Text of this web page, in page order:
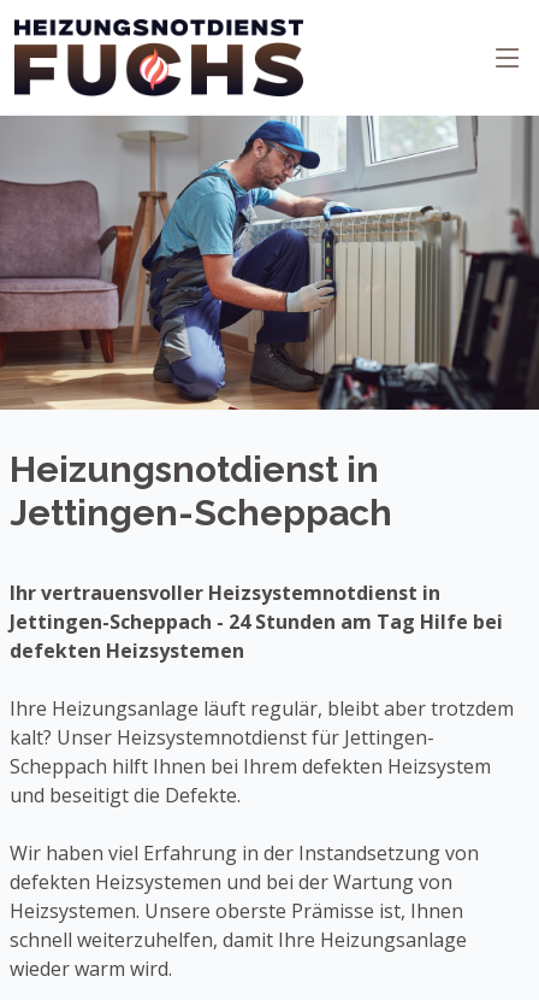
Heizungsnotdienst in
Jettingen-Scheppach
Ihr vertrauensvoller Heizsystemnotdienst in
Jettingen-Scheppach - 24 Stunden am Tag Hilfe bei
defekten Heizsystemen
Ihre Heizungsanlage läuft regulär, bleibt aber trotzdem
kalt? Unser Heizsystemnotdienst für Jettingen-
Scheppach hilft Ihnen bei Ihrem defekten Heizsystem
und beseitigt die Defekte.
Wir haben viel Erfahrung in der Instandsetzung von
defekten Heizsystemen und bei der Wartung von
Heizsystemen. Unsere oberste Prämisse ist, Ihnen
schnell weiterzuhelfen, damit Ihre Heizungsanlage
wieder warm wird.